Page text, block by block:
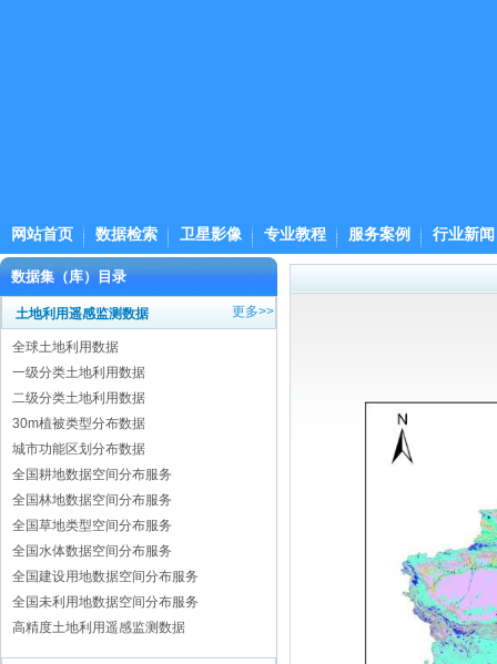
网站首页 数据检索 卫星影像 专业教程 服务案例 行业新闻
数据集（库）目录
土地利用遥感监测数据 更多>>
全球土地利用数据
一级分类土地利用数据
二级分类土地利用数据
30m植被类型分布数据
城市功能区划分布数据
全国耕地数据空间分布服务
全国林地数据空间分布服务
全国草地类型空间分布服务
全国水体数据空间分布服务
全国建设用地数据空间分布服务
全国未利用地数据空间分布服务
高精度土地利用遥感监测数据